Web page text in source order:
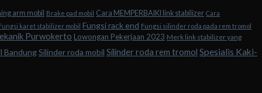
arm mobil Brake pad mobil Cara MEMPERBAIKI link stabilizer Cara
karet stabilizer mobil Fungsi rack end Fungsi silinder roda pada rem tromol
Purwokerto Lowongan Pekerjaan 2023 Merk link stabilizer yang
BandungSilinder roda mobil Silinder roda rem tromol Spesialis Kaki-